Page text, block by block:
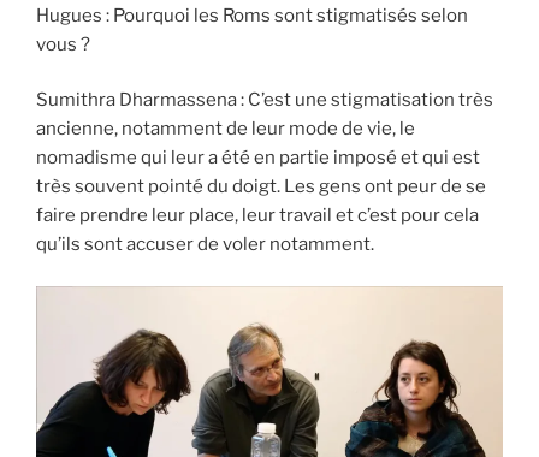
Hugues : Pourquoi les Roms sont stigmatisés selon
vous ?
Sumithra Dharmassena : C’est une stigmatisation très
ancienne, notamment de leur mode de vie, le
nomadisme qui leur a été en partie imposé et qui est
très souvent pointé du doigt. Les gens ont peur de se
faire prendre leur place, leur travail et c’est pour cela
qu’ils sont accuser de voler notamment.